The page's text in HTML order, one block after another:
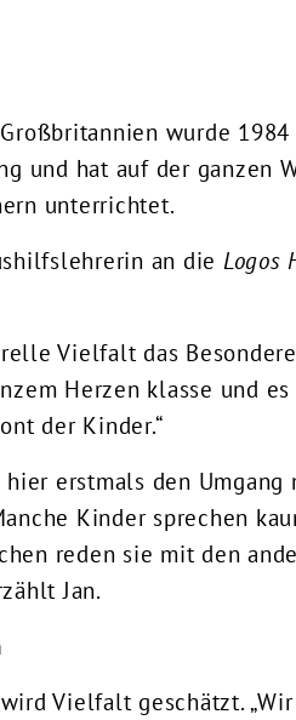
wurde
und hat auf der
unterrichtet.
an die Logos
Vielfalt das
Herzen klasse und
der Kinder.“
erstmals den Umgang
Kinder sprechen
reden sie mit den
Jan.
Vielfalt geschätzt.